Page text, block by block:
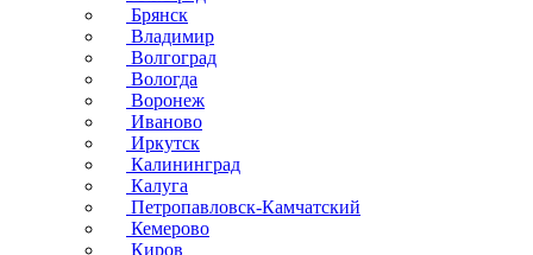
Брянск
Владимир
Волгоград
Вологда
Воронеж
Иваново
Иркутск
Калининград
Калуга
Петропавловск-Камчатский
Кемерово
Киров